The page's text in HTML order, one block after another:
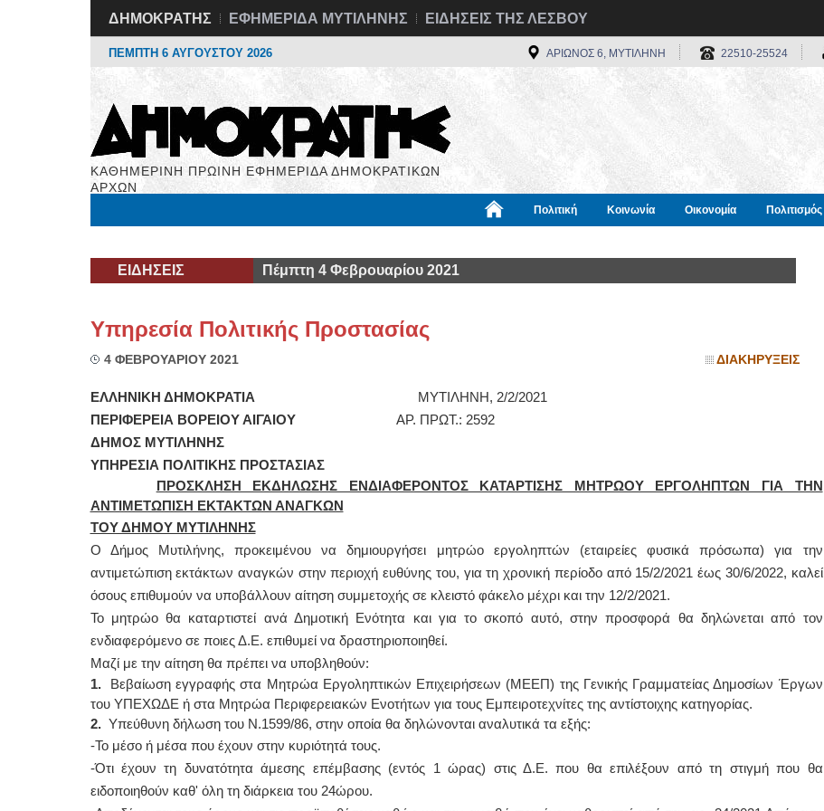
ΔΗΜΟΚΡΑΤΗΣ ΕΦΗΜΕΡΙΔΑ ΜΥΤΙΛΗΝΗΣ ΕΙΔΗΣΕΙΣ ΤΗΣ ΛΕΣΒΟΥ
ΠΕΜΠΤΗ 6 ΑΥΓΟΥΣΤΟΥ 2026 ΑΡΙΩΝΟΣ 6, ΜΥΤΙΛΗΝΗ 22510-25524
ΚΑΘΗΜΕΡΙΝΗ ΠΡΩΙΝΗ ΕΦΗΜΕΡΙΔΑ ΔΗΜΟΚΡΑΤΙΚΩΝ
ΑΡΧΩΝ
Πολιτική Κοινωνία Οικονομία Πολιτισμός
ΕΙΔΗΣΕΙΣ Πέμπτη 4 Φεβρουαρίου 2021
Yπηρεσία Πολιτικής Προστασίας
4 ΦΕΒΡΟΥΑΡΙΟΥ 2021 ΔΙΑΚΗΡΥΞΕΙΣ
ΕΛΛΗΝΙΚΗ ΔΗΜΟΚΡΑΤΙΑ ΜΥΤΙΛΗΝΗ, 2/2/2021
ΠΕΡΙΦΕΡΕΙΑ ΒΟΡΕΙΟΥ ΑΙΓΑΙΟΥΑΡ. ΠΡΩΤ.: 2592
ΔΗΜΟΣ ΜΥΤΙΛΗΝΗΣ
ΥΠΗΡΕΣΙΑ ΠΟΛΙΤΙΚΗΣ ΠΡΟΣΤΑΣΙΑΣ
ΠΡΟΣΚΛΗΣΗ ΕΚΔΗΛΩΣΗΣ ΕΝΔΙΑΦΕΡΟΝΤΟΣ ΚΑΤΑΡΤΙΣΗΣ ΜΗΤΡΩΟΥ ΕΡΓΟΛΗΠΤΩΝ ΓΙΑ ΤΗΝ
ΑΝΤΙΜΕΤΩΠΙΣΗ ΕΚΤΑΚΤΩΝ ΑΝΑΓΚΩΝ
ΤΟΥ ΔΗΜΟΥ ΜΥΤΙΛΗΝΗΣ
Ο Δήμος Μυτιλήνης, προκειμένου να δημιουργήσει μητρώο εργοληπτών (εταιρείες φυσικά πρόσωπα) για την
αντιμετώπιση εκτάκτων αναγκών στην περιοχή ευθύνης του, για τη χρονική περίοδο από 15/2/2021 έως 30/6/2022, καλεί
όσους επιθυμούν να υποβάλλουν αίτηση συμμετοχής σε κλειστό φάκελο μέχρι και την 12/2/2021.
Το μητρώο θα καταρτιστεί ανά Δημοτική Ενότητα και για το σκοπό αυτό, στην προσφορά θα δηλώνεται από τον
ενδιαφερόμενο σε ποιες Δ.Ε. επιθυμεί να δραστηριοποιηθεί.
Μαζί με την αίτηση θα πρέπει να υποβληθούν:
1. Βεβαίωση εγγραφής στα Μητρώα Εργοληπτικών Επιχειρήσεων (ΜΕΕΠ) της Γενικής Γραμματείας Δημοσίων Έργων
του ΥΠΕΧΩΔΕ ή στα Μητρώα Περιφερειακών Ενοτήτων για τους Εμπειροτεχνίτες της αντίστοιχης κατηγορίας.
2. Υπεύθυνη δήλωση του Ν.1599/86, στην οποία θα δηλώνονται αναλυτικά τα εξής:
-Το μέσο ή μέσα που έχουν στην κυριότητά τους.
-Ότι έχουν τη δυνατότητα άμεσης επέμβασης (εντός 1 ώρας) στις Δ.Ε. που θα επιλέξουν από τη στιγμή που θα
ειδοποιηθούν καθ' όλη τη διάρκεια του 24ώρου.